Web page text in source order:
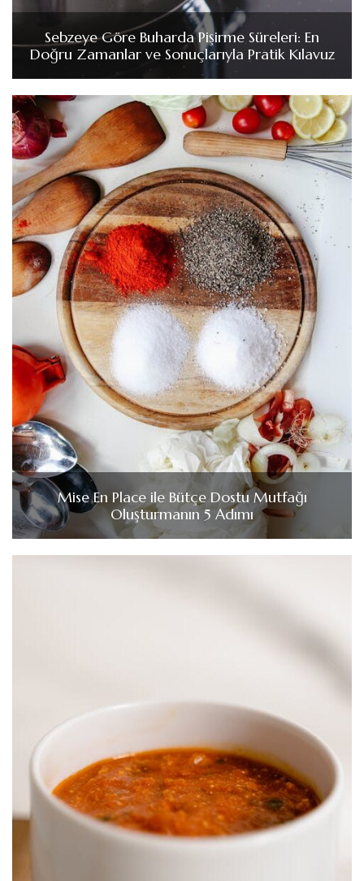
Sebzeye Göre Buharda Pişirme Süreleri: En
Doğru Zamanlar ve Sonuçlarıyla Pratik Kılavuz
Mise En Place ile Bütçe Dostu Mutfağı
Oluşturmanın 5 Adımı